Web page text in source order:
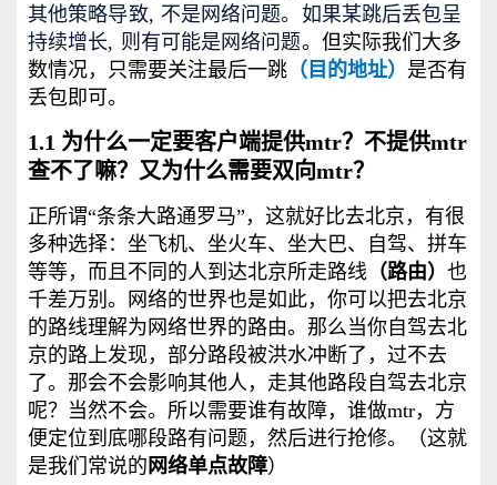
其他策略导致, 不是网络问题。如果某跳后丢包呈
持续增长, 则有可能是网络问题。但实际我们大多
数情况，只需要关注最后一跳 （目的地址） 是否有
丢包即可。
1.1 为什么一定要客户端提供mtr？不提供mtr
查不了嘛？又为什么需要双向mtr？
正所谓“条条大路通罗马”，这就好比去北京，有很
多种选择：坐飞机、坐火车、坐大巴、自驾、拼车
等等，而且不同的人到达北京所走路线 （路由） 也
千差万别。网络的世界也是如此，你可以把去北京
的路线理解为网络世界的路由。那么当你自驾去北
京的路上发现，部分路段被洪水冲断了，过不去
了。那会不会影响其他人，走其他路段自驾去北京
呢？当然不会。所以需要谁有故障，谁做mtr，方
便定位到底哪段路有问题，然后进行抢修。（这就
是我们常说的 网络单点故障）